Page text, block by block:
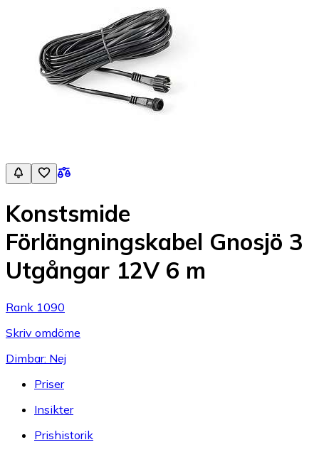
Konstsmide
Förlängningskabel Gnosjö 3
Utgångar 12V 6 m
Rank 1090
Skriv omdöme
Dimbar: Nej
Priser
Insikter
Prishistorik